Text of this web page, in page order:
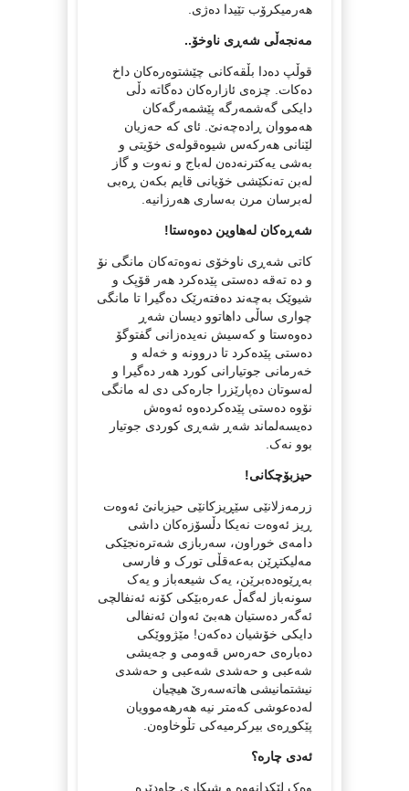
هه‌رمیکرۆب تێیدا ده‌ژی.
مه‌نجه‌ڵی شه‌ڕی ناوخۆ..
قوڵپ ده‌دا بڵقه‌کانی چێشتوه‌ره‌کان داخ
ده‌کات. چزه‌ی ئازاره‌کان ده‌گاته‌ دڵی
دایکی گه‌شمه‌رگه‌ پێشمه‌رگه‌کان
هه‌مووان ڕاده‌چه‌نێ. ئای که‌ حه‌زیان
لێنانی هه‌رکه‌س شیوه‌قوله‌ی خۆیتی و
به‌شی یه‌کترنه‌ده‌ن له‌باج و نه‌وت و گاز
له‌بن ته‌نکێشی خۆیانی قایم بکه‌ن ڕه‌بی
له‌برسان مرن به‌ساری هه‌رزانیه‌.
شه‌ڕه‌کان له‌هاوین ده‌وه‌ستا!
کاتی شه‌ڕی ناوخۆی نه‌وه‌ته‌کان مانگی نۆ
و ده‌ ته‌قه‌ ده‌ستی پێده‌کرد هه‌ر قۆپک و
شیوێک به‌چه‌ند ده‌فته‌رێک ده‌گیرا تا مانگی
چواری ساڵی داهاتوو دیسان شه‌ڕ
ده‌وه‌ستا و که‌سیش نه‌یده‌زانی گفتوگۆ
ده‌ستی پێده‌کرد تا دروونه‌ و خه‌له‌ و
خه‌رمانی جوتیارانی کورد هه‌ر ده‌گیرا و
له‌سوتان ده‌پارێزرا جاره‌کی دی له‌ مانگی
نۆوه‌ ده‌ستی پێده‌کرده‌وه‌ ئه‌وه‌ش
ده‌یسه‌لماند شه‌ڕ شه‌ڕی کوردی جوتیار
بوو نه‌ک.
حیزبۆچکانی!
زرمه‌زلانێی سێڕیزکانێی حیزبانێ ئه‌وه‌ت
ڕیز ئه‌وه‌ت نه‌یکا دڵسۆزه‌کان داشی
دامه‌ی خوراون، سه‌ربازی شه‌تره‌نجێکی
مه‌لیکتڕێن به‌عه‌قڵی تورک و فارسی
به‌ڕێوه‌ده‌برێن، یه‌ک شیعه‌باز و یه‌ک
سونه‌باز له‌گه‌ڵ عه‌ره‌بێکی کۆنه‌ ئه‌نفالچی
ئه‌گه‌ر ده‌ستیان هه‌بێ ئه‌وان ئه‌نفالی
دایکی خۆشیان ده‌که‌ن! مێژووێکی
ده‌باره‌ی حه‌ره‌س قه‌ومی و جه‌یشی
شه‌عبی و حه‌شدی شه‌عبی و حه‌شدی
نیشتمانیشی هاته‌سه‌رێ هیچیان
له‌ده‌عوشی که‌متر نیه‌ هه‌رهه‌موویان
پێکوڕه‌ی بیرکرمیه‌کی تڵوخاوه‌ن.
ئه‌دی چاره‌؟
وه‌ک لێکدانه‌وه و شیکاری چاودێره‌